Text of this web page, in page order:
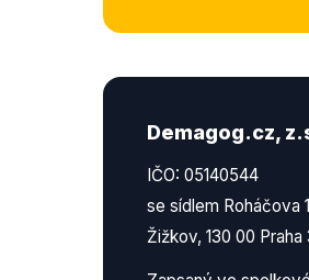
Demagog.cz,
IČO: 05140544
se sídlem Roháčova
Žižkov, 130 00 Praha